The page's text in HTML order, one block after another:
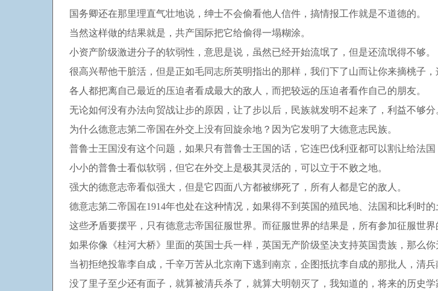
国务卿还在那里理直气壮地说，绅士不会偷看他人信件，搞情报工作就是不道德的。
当然这样做的结果就是，共产国际把它给偷得一塌糊涂。
小资产阶级激进分子的软弱性，意思是说，虽然已经开始流氓了，但是还流氓得不够。
很高兴帮他干脏活，但是正如毛同志所英明指出的那样，我们下了山而让你来摘桃子，
各人都把离自己最近的压迫者看成最大的敌人，而把较远的压迫者看作自己的朋友。
无论如何没有办法向贸战让步的原因，让了步以后，民族就发明不起来了，利益不够分
为什么德意志第二帝国在外交上没有回旋余地？因为它发明了大德意志民族。
普鲁士王国没有这个问题，如果只有普鲁士王国的话，它连巴伐利亚都可以割让给法国
小小的普鲁士看似软弱，但它在外交上是极其灵活的，可以立于不败之地。
强大的德意志帝看似强大，但是它四面八方都被绑死了，所有人都是它的敌人。
德意志第二帝国在1914年也处在这种情况，如果得不到英国的殖民地、法国和比利时
这些矛盾要摆平，只有德意志帝国征服世界。而征服世界的结果是，所有参加征服世界
如果你像《桂河大桥》里面的英国士兵一样，英国无产阶级坚决支持英国贵族，那么你
当初拒绝投靠李自成，千辛万苦从北京南下逃到南京，企图抵抗李自成的那批人，清兵
没了里子至少还有面子，就算被清兵杀了，就算大明朝灭了，我知道的，将来的历史